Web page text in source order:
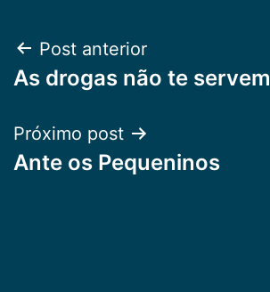
Navegação
de
Post
Post anterior
As drogas não te servem
Próximo post
Ante os Pequeninos